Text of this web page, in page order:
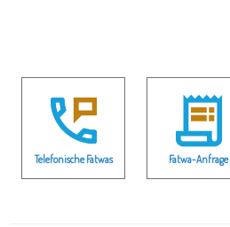
Telefonische Fatwas Fatwa-Anfrage